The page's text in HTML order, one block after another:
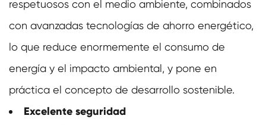
respetuosos con el medio ambiente, combinados
con avanzadas tecnologías de ahorro energético,
lo que reduce enormemente el consumo de
energía y el impacto ambiental, y pone en
práctica el concepto de desarrollo sostenible.
Excelente seguridad